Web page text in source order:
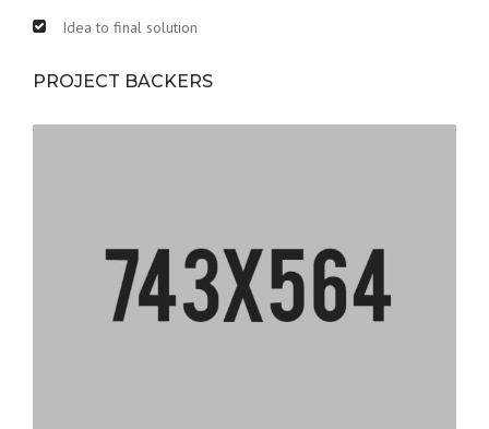
Idea to final solution
PROJECT BACKERS